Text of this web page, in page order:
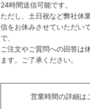
24時間送信可能です。
ただし、土日祝など弊社休
信をお休みさせていただい
で、
ご注文やご質問への回答は
ます。ご了承ください。
営業時間の詳細は